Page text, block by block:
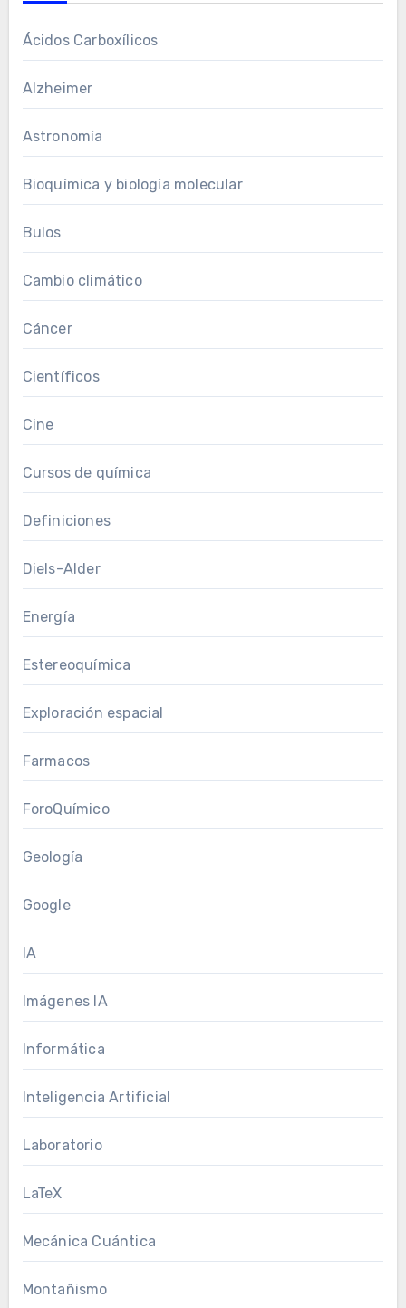
Ácidos Carboxílicos
Alzheimer
Astronomía
Bioquímica y biología molecular
Bulos
Cambio climático
Cáncer
Científicos
Cine
Cursos de química
Definiciones
Diels-Alder
Energía
Estereoquímica
Exploración espacial
Farmacos
ForoQuímico
Geología
Google
IA
Imágenes IA
Informática
Inteligencia Artificial
Laboratorio
LaTeX
Mecánica Cuántica
Montañismo